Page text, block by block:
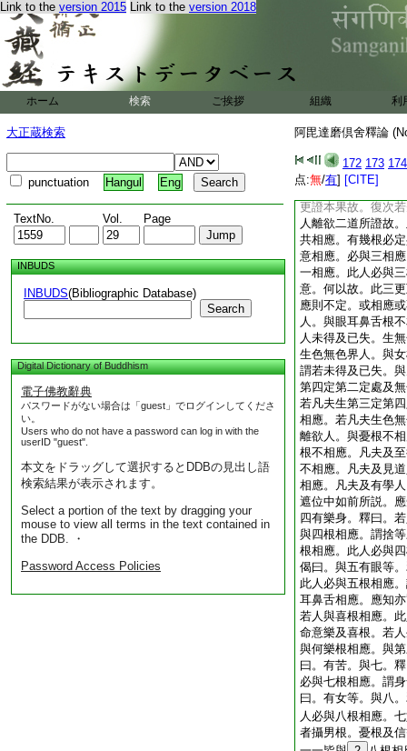
Link to the version 2015 Link to the version 2018
ホーム 検索 ご挨拶 組織 利
大正蔵検索
punctuation Hangul Eng
TextNo. Vol. Page
INBUDS
INBUDS(Bibliographic Database)
Search
Digital Dictionary of Buddhism
電子佛教辭典
パスワードがない場合は「guest」でログインしてくださ
い。
Users who do not have a password can log in with the
userID "guest".
本文をドラッグして選択するとDDBの見出し語
検索結果が表示されます。
Select a portion of the text by dragging your
mouse to view all terms in the text contained in
the DDB. ・
Password Access Policies
阿毘達磨倶舍釋論
172 173 174
点:無/有] [CITE]
何以故。於第九解
第道則用捨根定。
人依出世道。入第
得阿那含果。此中
阿羅漢果。彼中答
九根得。定由九根
一人成。釋曰。有
退由樂喜捨根。更
一根。無有是處。
得生。云何於阿那
含。不得如此。何
更證本果故。復次
人離欲二道所證故
共相應。有幾根必
意相應。必與三相
一相應。此人必與
意。何以故。此三
應則不定。或相應
人。與眼耳鼻舌根
人未得及已失。生
生色無色界人。與
謂若未得及已失。
第四定第二定處及
若凡夫生第三定第
相應。若凡夫生色
離欲人。與憂根不
根不相應。凡夫及
不相應。凡夫及見
相應。凡夫及有學
遮位中如前所説。
四有樂身。釋曰。
與四根相應。謂捨
根相應。此人必與
偈曰。與五有眼等
此人必與五根相應
耳鼻舌相應。應知
若人與喜根相應。
命意樂及喜根。若
與何樂根相應。與
曰。有苦。與七。
必與七根相應。謂
曰。有女等。與八
人必與八根相應。
者攝男根。憂根及